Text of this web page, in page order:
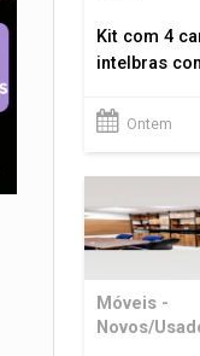
Kit com 4
intelbras
Ontem
Móveis -
Novos/